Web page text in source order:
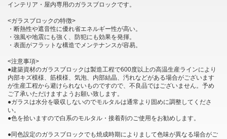
インテリア・屋内専用のガラスブロックです。
<ガラスブロックの特徴>
・断熱性や遮音性に優れ省エネルギー性が高い。
・強風や地震にも強く、防犯にも効果を発揮。
・表面がフラットな構造でメンテナンスが容易。
<注意事項>
●建築資材のガラスブロックは製造工程で600度以上の高温生産ラインにより
内部キズ模様、筋模様、気泡、内部結晶、汚れなどがある場合がございます
が生産工程から避けられないものですので、不良品ではございません。予め
ご了承いただけますようお願い致します。
●ガラスは水分を吸収しないのでモルタルは通常より固めに調整してくださ
い。
●色を拾いますので白系のモルタル・接着剤のご使用をお勧めします。
●同色設定のガラスブロックでも焼成時期によりまして色味が異なる場合がご